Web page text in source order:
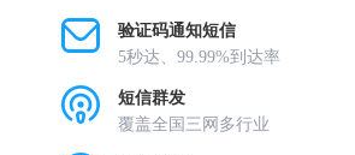
验证码通知短信
5秒达、99.99%到达率
短信群发
覆盖全国三网多行业